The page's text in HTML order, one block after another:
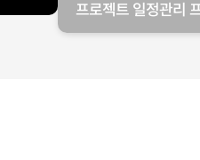
프로젝트 일정관리